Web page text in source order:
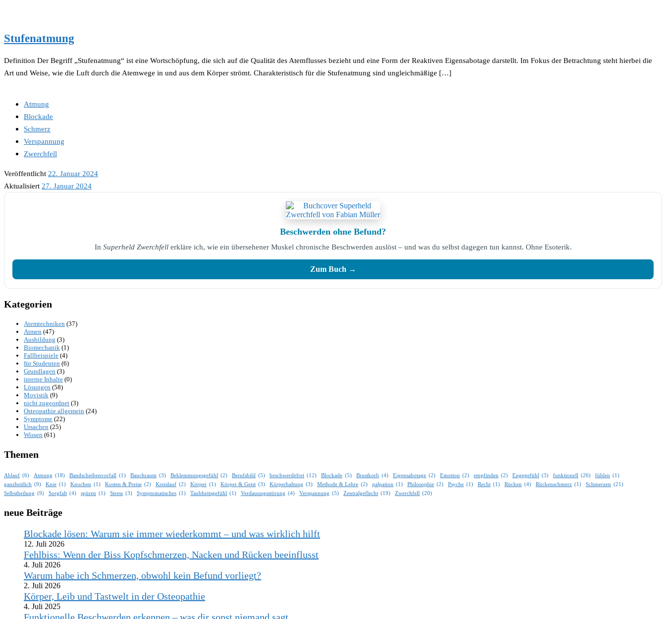
Stufenatmung
Definition Der Begriff „Stufenatmung“ ist eine Wortschöpfung, die sich auf die Qualität des Atemflusses bezieht und eine Form der Reaktiven Eigensabotage darstellt. Im Fokus der Betrachtung steht hierbei die
Art und Weise, wie die Luft durch die Atemwege in und aus dem Körper strömt. Charakteristisch für die Stufenatmung sind ungleichmäßige […]
Atmung
Blockade
Schmerz
Verspannung
Zwerchfell
Veröffentlicht 22. Januar 2024
Aktualisiert 27. Januar 2024
Beschwerden ohne Befund?
In Superheld Zwerchfellerkläre ich, wie ein übersehener Muskel chronische Beschwerden auslöst – und was du selbst dagegen tun kannst. Ohne Esoterik.
Zum Buch →
Kategorien
Atemtechniken (37)
Atmen (47)
Ausbildung (3)
Biomechanik (1)
Fallbeispiele (4)
für Studenten (6)
Grundlagen (3)
interne Inhalte (0)
Lösungen (58)
Movistik (9)
nicht zugeordnet (3)
Osteopathie allgemein (24)
Symptome (22)
Ursachen (25)
Wissen (61)
Themen
Ablauf (6) Atmung (18) Bandscheibenvorfall (1) Bauchraum (3) Beklemmungsgefühl (2) Berufsbild (5) beschwerdefrei (12) Blockade (5) Brustkorb (4) Eigensabotage (2) Emotion (2) empfinden (2) Engegefühl (3) funktionell (26) fühlen (1)
ganzheitlich (9) Knie (1) Knochen (1) Kosten & Preise (2) Kreislauf (2) Körper (1) Körper & Geist (3) Körperhaltung (3) Methode & Lehre (2) palpation (1) Philosophie (2) Psyche (1) Recht (1) Rücken (4) Rückenschmerz (1) Schmerzen (21)
Selbstheilung (9) Sorgfalt (4) spüren (1) Stress (3) Symptomatisches (1) Taubheitsgefühl (1) Verdauungsstörung (4) Verspannung (5) Zentralgeflecht (19) Zwerchfell (20)
neue Beiträge
Blockade lösen: Warum sie immer wiederkommt – und was wirklich hilft
12. Juli 2026
Fehlbiss: Wenn der Biss Kopfschmerzen, Nacken und Rücken beeinflusst
4. Juli 2026
Warum habe ich Schmerzen, obwohl kein Befund vorliegt?
2. Juli 2026
Körper, Leib und Tastwelt in der Osteopathie
4. Juli 2025